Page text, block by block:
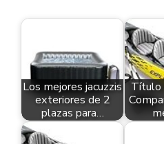
Los mejores jacuzzis
exteriores de 2
plazas para…
Título